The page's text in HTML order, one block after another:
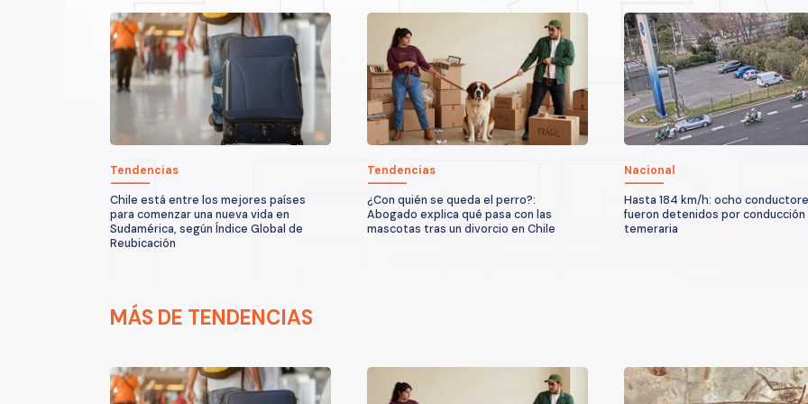
Tendencias
Chile está entre los mejores países
para comenzar una nueva vida en
Sudamérica, según Índice Global de
Reubicación
Tendencias
¿Con quién se queda el perro?:
Abogado explica qué pasa con las
mascotas tras un divorcio en Chile
Nacional
Hasta 184 km/h: ocho
fueron detenidos por conducción
temeraria
MÁS DE TENDENCIAS